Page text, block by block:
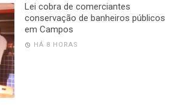
Lei cobra de comerciantes
conservação de banheiros públicos
em Campos
HÁ 8 HORAS